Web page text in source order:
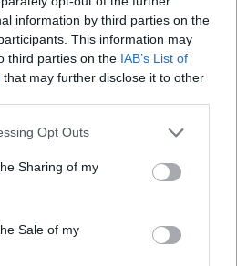
information by third parties on the
This information may
third parties on the IAB’s List of
that may further disclose it to other
Opt Outs
Sharing of my
Sale of my